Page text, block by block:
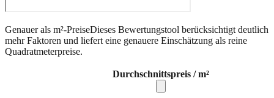
Genauer als m²-PreiseDieses Bewertungstool berücksichtigt deutlich
mehr Faktoren und liefert eine genauere Einschätzung als reine
Quadratmeterpreise.
Durchschnittspreis / m²